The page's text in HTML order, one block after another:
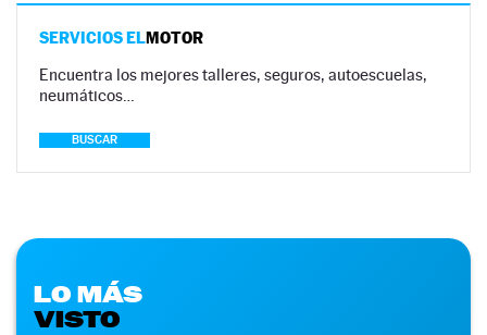
SERVICIOS ELMOTOR
Encuentra los mejores talleres, seguros, autoescuelas,
neumáticos…
BUSCAR
LO MÁS
VISTO